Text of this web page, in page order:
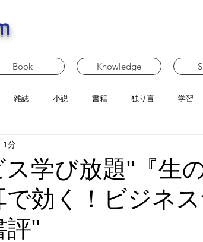
Book Knowledge
雑誌 小説 書籍 独り言 学習
学び放題"『生
で効く！ビジネ
"
1分